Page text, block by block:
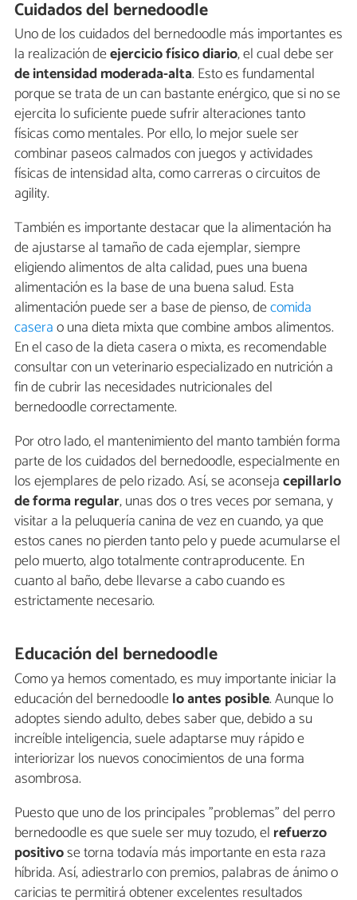
Cuidados del bernedoodle
Uno de los cuidados del bernedoodle más importantes es
la realización deejercicio físico diario, el cual debe ser
de intensidad moderada-alta. Esto es fundamental
porque se trata de un can bastante enérgico, que si no se
ejercita lo suficiente puede sufrir alteraciones tanto
físicas como mentales. Por ello, lo mejor suele ser
combinar paseos calmados con juegos y actividades
físicas de intensidad alta, como carreras o circuitos de
agility.
También es importante destacar que la alimentación ha
de ajustarse al tamaño de cada ejemplar, siempre
eligiendo alimentos de alta calidad, pues una buena
alimentación es la base de una buena salud. Esta
alimentación puede ser a base de pienso, decomida
caserao una dieta mixta que combine ambos alimentos.
En el caso de la dieta casera o mixta, es recomendable
consultar con un veterinario especializado en nutrición a
fin de cubrir las necesidades nutricionales del
bernedoodle correctamente.
Por otro lado, el mantenimiento del manto también forma
parte de los cuidados del bernedoodle, especialmente en
los ejemplares de pelo rizado. Así, se aconsejacepillarlo
de forma regular, unas dos o tres veces por semana, y
visitar a la peluquería canina de vez en cuando, ya que
estos canes no pierden tanto pelo y puede acumularse el
pelo muerto, algo totalmente contraproducente. En
cuanto al baño, debe llevarse a cabo cuando es
estrictamente necesario.
Educación del bernedoodle
Como ya hemos comentado, es muy importante iniciar la
educación del bernedoodlelo antes posible. Aunque lo
adoptes siendo adulto, debes saber que, debido a su
increíble inteligencia, suele adaptarse muy rápido e
interiorizar los nuevos conocimientos de una forma
asombrosa.
Puesto que uno de los principales "problemas" del perro
bernedoodle es que suele ser muy tozudo, el refuerzo
positivose torna todavía más importante en esta raza
híbrida. Así, adiestrarlo con premios, palabras de ánimo o
caricias te permitirá obtener excelentes resultados